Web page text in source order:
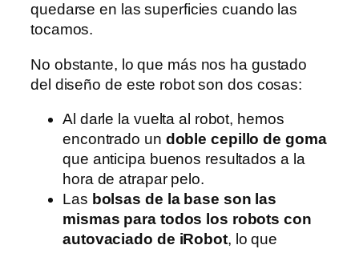
quedarse en las superficies cuando las
tocamos.
No obstante, lo que más nos ha gustado
del diseño de este robot son dos cosas:
Al darle la vuelta al robot, hemos
encontrado un doble cepillo de goma
que anticipa buenos resultados a la
hora de atrapar pelo.
Las bolsas de la base son las
mismas para todos los robots con
autovaciado de iRobot, lo que